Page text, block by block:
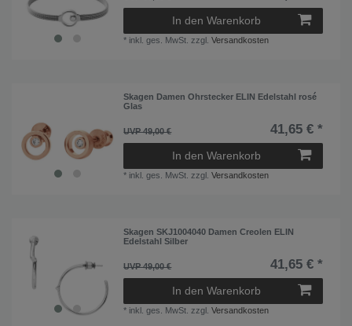
Einhänger 2
Herrenuhren
Ring
In den Warenkorb
* inkl. ges. MwSt. zzgl.Versandkosten
Skagen Damen Ohrstecker ELIN Edelstahl rosé
Glas
UVP 49,00 € 41,65 € *
In den Warenkorb
* inkl. ges. MwSt. zzgl.Versandkosten
Skagen SKJ1004040 Damen Creolen ELIN
Edelstahl Silber
UVP 49,00 € 41,65 € *
In den Warenkorb
* inkl. ges. MwSt. zzgl.Versandkosten